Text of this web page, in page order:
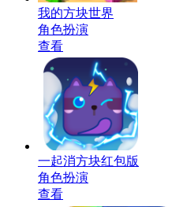
我的方块世界
角色扮演
查看
一起消方块红包版
角色扮演
查看